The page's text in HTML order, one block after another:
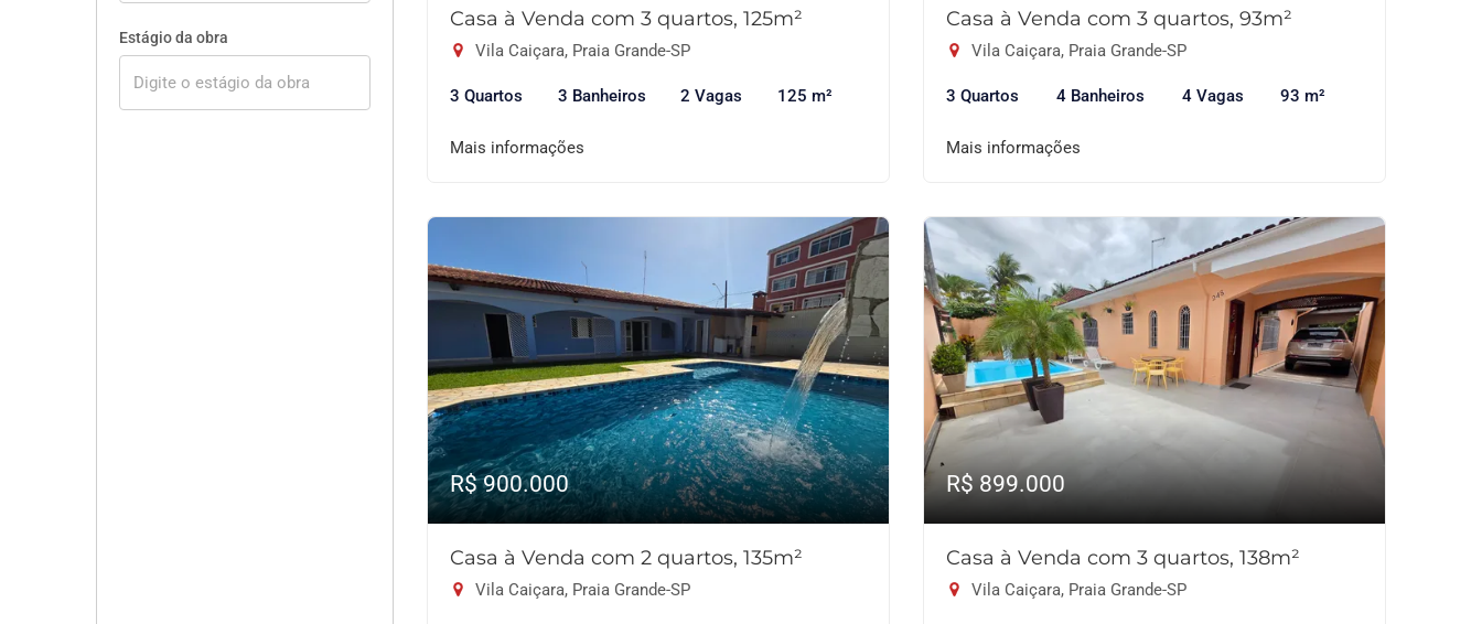
Estágio da obra
Casa à Venda com 3 quartos, 125m²
Vila Caiçara, Praia Grande-SP
3 Quartos 3 Banheiros 2 Vagas 125 m²
Mais informações
Casa à Venda com 3 quartos, 93m²
Vila Caiçara, Praia Grande-SP
3 Quartos 4 Banheiros 4 Vagas 93 m²
Mais informações
R$ 900.000
Casa à Venda com 2 quartos, 135m²
Vila Caiçara, Praia Grande-SP
R$ 899.000
Casa à Venda com 3 quartos, 138m²
Vila Caiçara, Praia Grande-SP